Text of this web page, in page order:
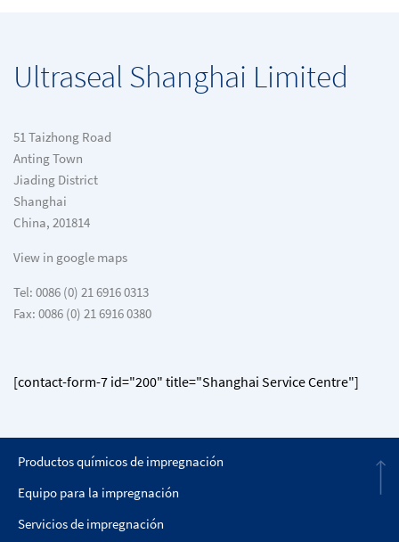
Ultraseal Shanghai Limited
51 Taizhong Road
Anting Town
Jiading District
Shanghai
China, 201814
View in google maps
Tel: 0086 (0) 21 6916 0313
Fax: 0086 (0) 21 6916 0380
[contact-form-7 id="200" title="Shanghai Service Centre"]
Productos químicos de impregnación
Equipo para la impregnación
Servicios de impregnación